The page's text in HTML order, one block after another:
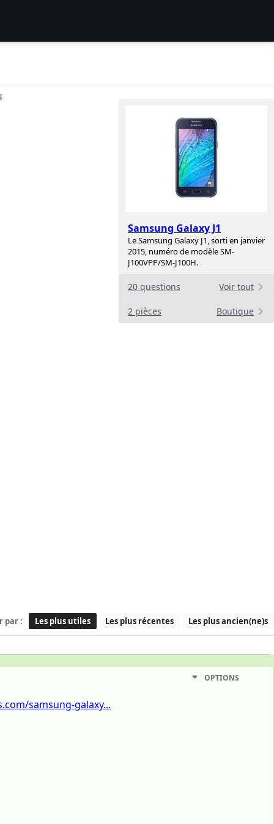
Samsung Galaxy J1
Le Samsung Galaxy J1, sorti en janvier
2015, numéro de modèle SM-
J100VPP/SM-J100H.
20 questions Voir tout
2 pièces Boutique
par : Les plus utiles Les plus récentes Les plus ancien(ne)s
OPTIONS
samsung-galaxy...